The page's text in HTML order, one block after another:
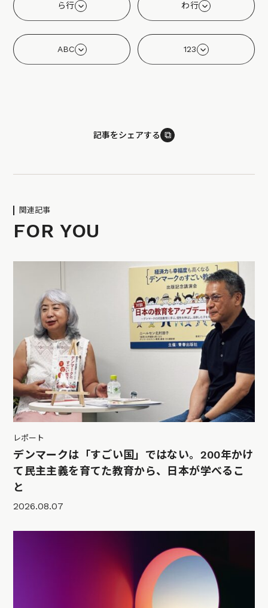
ら行 わ行
ABC 123
記事をシェアする ⧉
関連記事
FOR YOU
レポート
デンマークは「すごい国」ではない。200年かけ
て民主主義を育てた教育から、日本が学べるこ
と
2026.08.07